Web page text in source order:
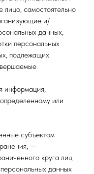
лицо, самостоятельно
и/
данных,
персональных
подлежащих
информация,
или
субъектом
—
круга лиц
данных